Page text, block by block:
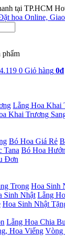
tại TP.HCM
phẩm
0 Giỏ hàng 0đ
Lẵng Hoa Khai
Khai Trương
Bó Hoa Giá Rẻ
Tana Bó Hoa
Đơn
Trọng Hoa Sinh
Sinh Nhật Lẵng
Hoa Sinh Nhật
Lẵng Hoa Chia
Hoa Viếng Vòng